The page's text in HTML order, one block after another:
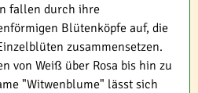
fallen durch ihre
Blütenköpfe auf, die
zusammensetzen.
von Weiß über Rosa bis hin zu
"Witwenblume" lässt sich